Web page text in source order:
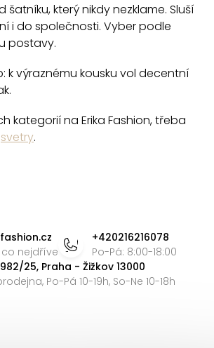
s
šatníku, který nikdy nezklame. Sluší
i do společnosti. Vyber podle
postavy.
k výraznému kousku vol decentní
kategorií na Erika Fashion, třeba
svetry.
nejdříve
+420216216078
Po-Pá: 8:00-18:00
25, Praha - Žižkov 13000
Po-Pá 10-19h, So-Ne 10-18h